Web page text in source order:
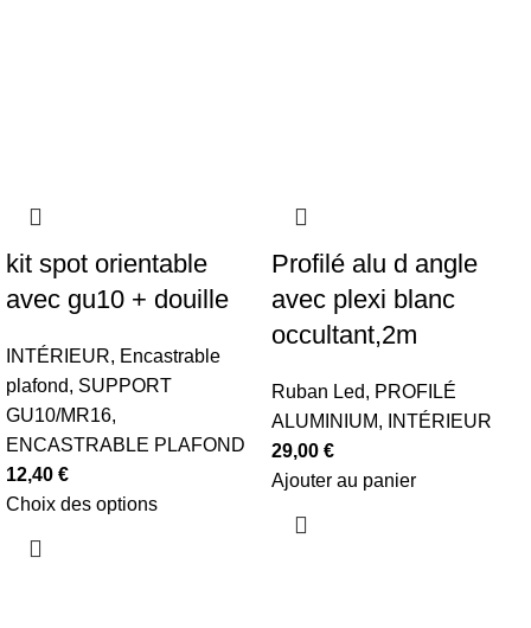
kit spot orientable
avec gu10 + douille
INTÉRIEUR, Encastrable
plafond, SUPPORT
GU10/MR16,
ENCASTRABLE PLAFOND
12,40 €
Choix des options
Profilé alu d angle
avec plexi blanc
occultant,2m
Ruban Led, PROFILÉ
ALUMINIUM,
INTÉRIEUR
29,00 €
Ajouter au panier